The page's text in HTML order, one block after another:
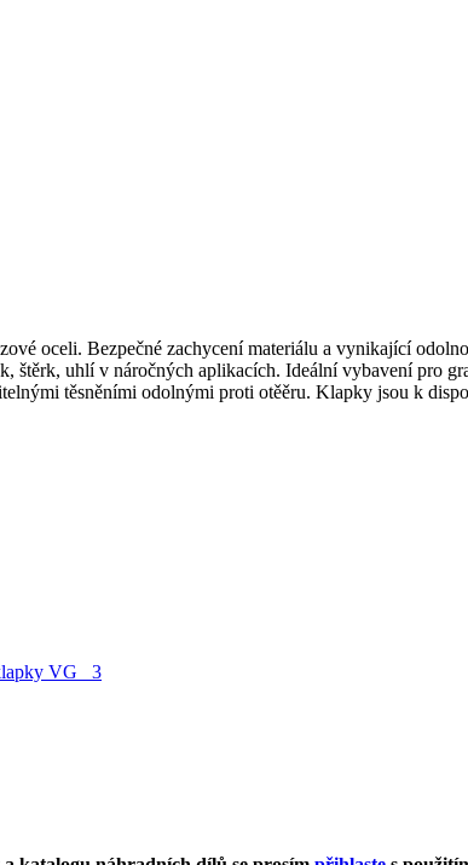
oceli. Bezpečné zachycení materiálu a vynikající
štěrk, uhlí v náročných aplikacích. Ideální vybavení pro
těsněními odolnými proti otěěru. Klapky jsou k